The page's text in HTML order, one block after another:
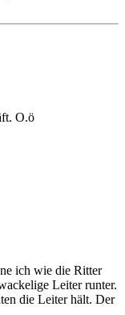
O.ö
ich wie die Ritter
Leiter runter.
die Leiter hält. Der